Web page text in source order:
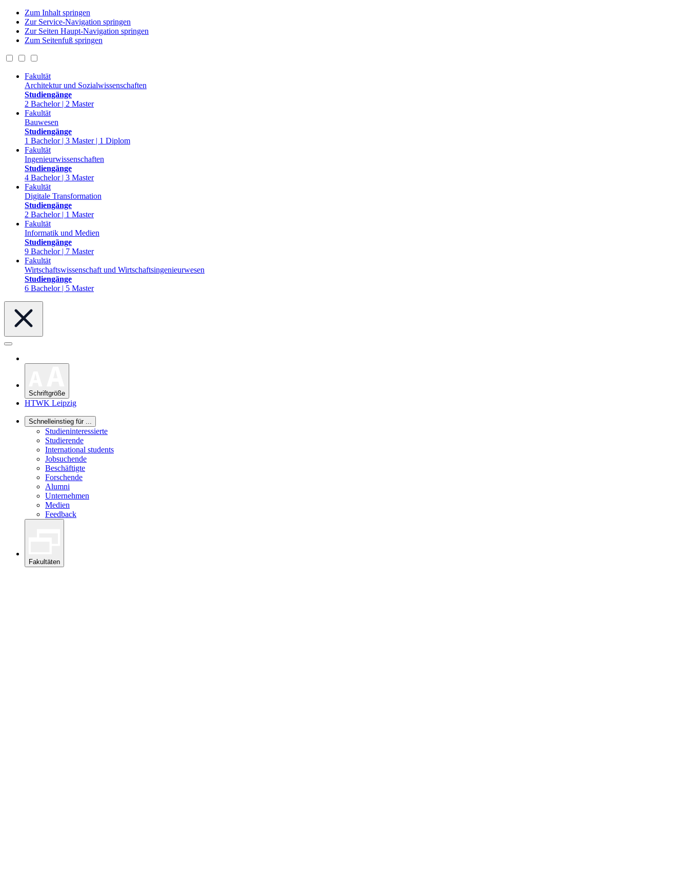
Zum Inhalt springen
Zur Service-Navigation springen
Zur Seiten Haupt-Navigation springen
Zum Seitenfuß springen
Fakultät
Architektur und Sozialwissenschaften
Studiengänge
2 Bachelor | 2 Master
Fakultät
Bauwesen
Studiengänge
1 Bachelor | 3 Master | 1 Diplom
Fakultät
Ingenieurwissenschaften
Studiengänge
4 Bachelor | 3 Master
Fakultät
Digitale Transformation
Studiengänge
2 Bachelor | 1 Master
Fakultät
Informatik und Medien
Studiengänge
9 Bachelor | 7 Master
Fakultät
Wirtschaftswissenschaft und Wirtschaftsingenieurwesen
Studiengänge
6 Bachelor | 5 Master
Schriftgröße
HTWK Leipzig
Schnelleinstieg für ...
Studieninteressierte
Studierende
International students
Jobsuchende
Beschäftigte
Forschende
Alumni
Unternehmen
Medien
Feedback
Fakultäten